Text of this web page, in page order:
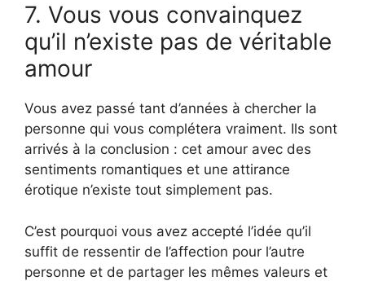
7. Vous vous convainquez
qu’il n’existe pas de véritable
amour
Vous avez passé tant d’années à chercher la
personne qui vous complétera vraiment. Ils sont
arrivés à la conclusion : cet amour avec des
sentiments romantiques et une attirance
érotique n’existe tout simplement pas.
C’est pourquoi vous avez accepté l’idée qu’il
suffit de ressentir de l’affection pour l’autre
personne et de partager les mêmes valeurs et